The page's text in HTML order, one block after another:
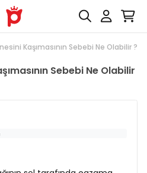
Kaşımasının Sebebi Ne Olabilir ?
Sebebi Ne Olabilir